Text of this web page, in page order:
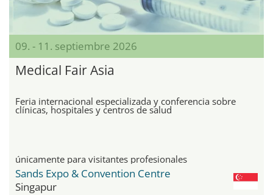
09. - 11. septiembre 2026
Medical Fair Asia
Feria internacional especializada y conferencia sobre
clínicas, hospitales y centros de salud
únicamente para visitantes profesionales
Sands Expo & Convention Centre
Singapur